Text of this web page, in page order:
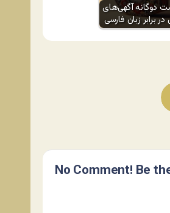
دوگانه آگهی‌های
برابر زبان فارسی
No Comment! Be